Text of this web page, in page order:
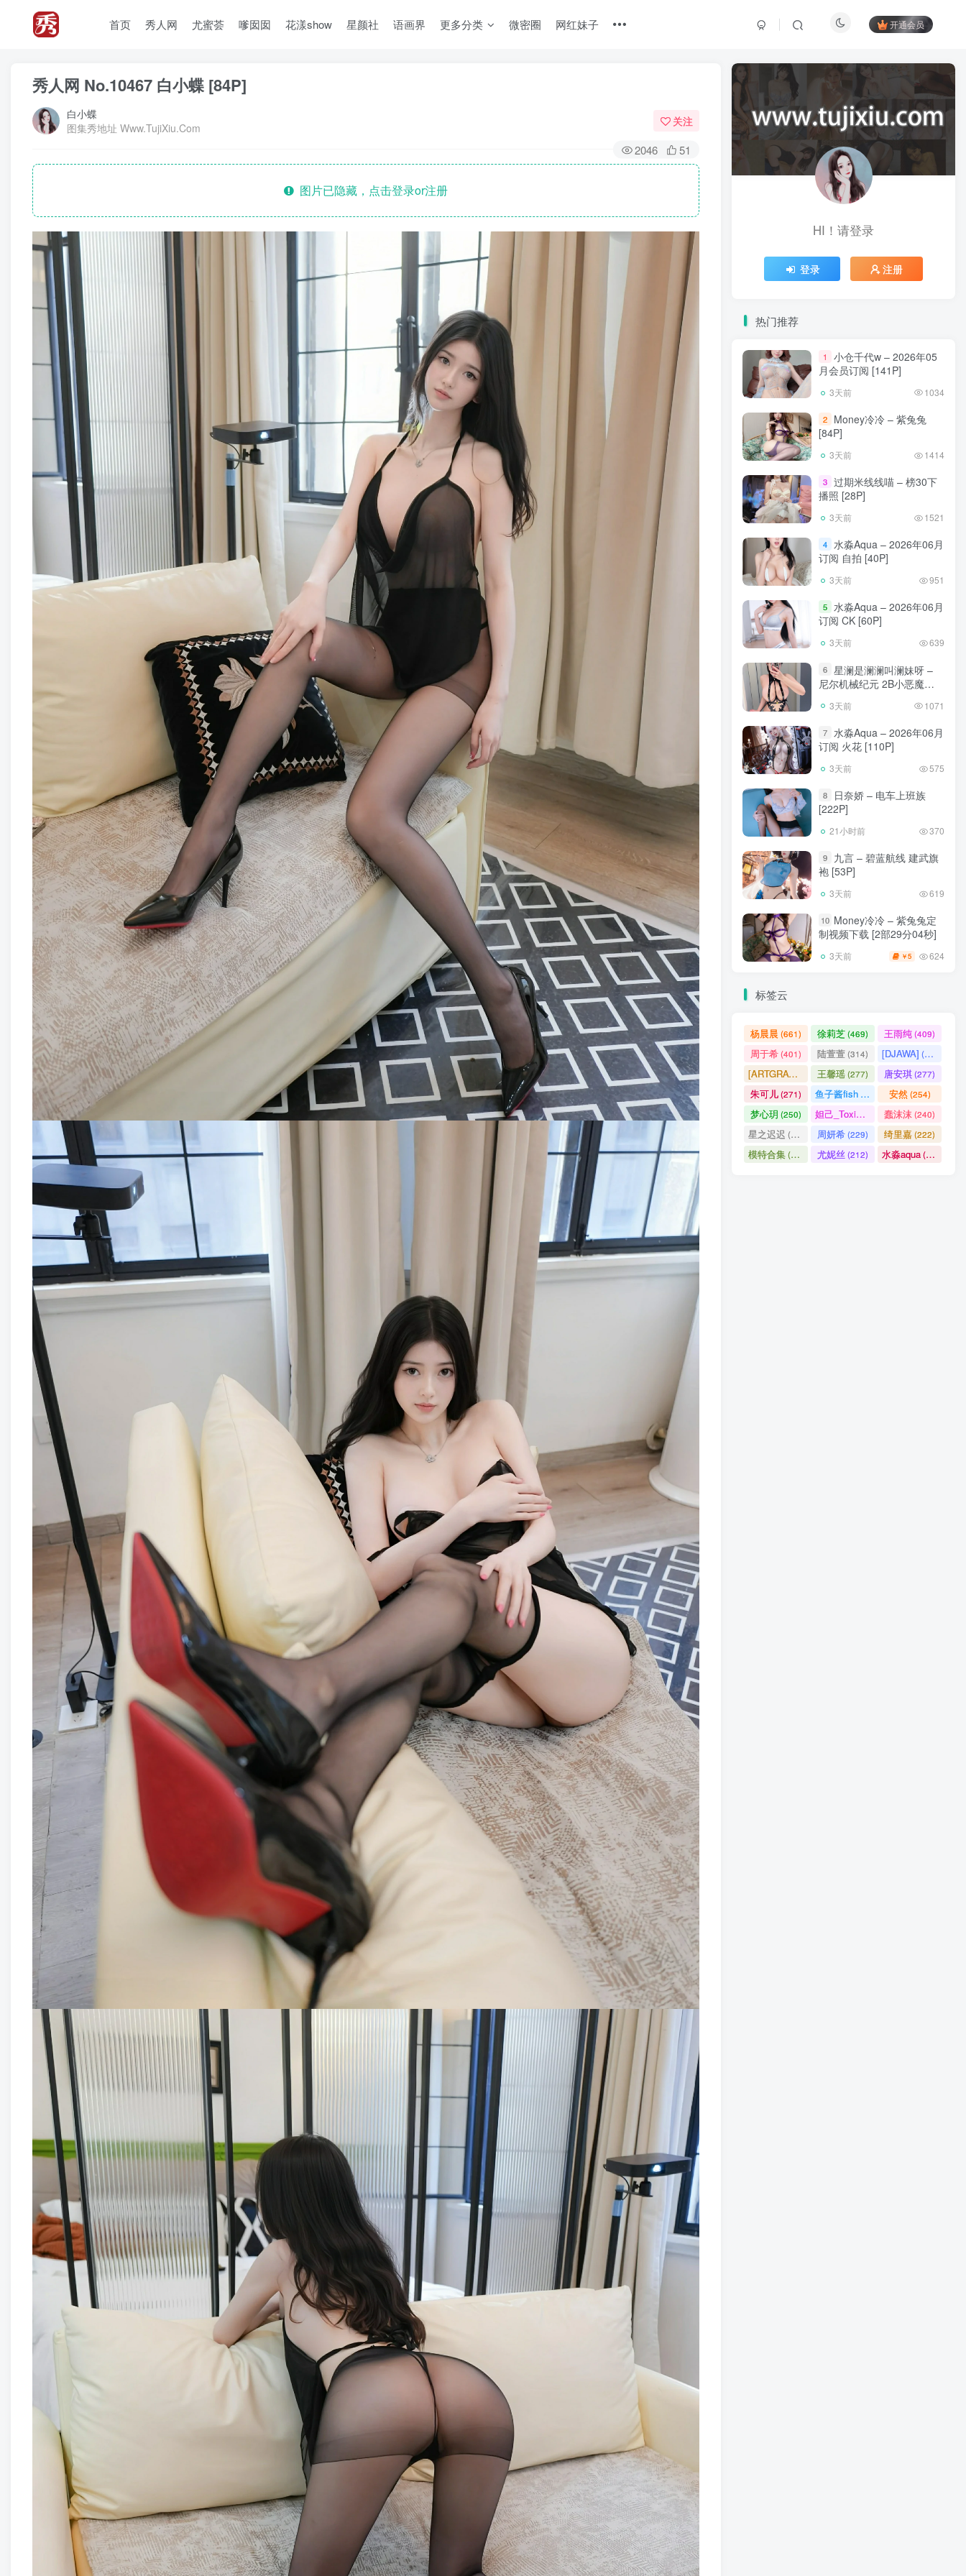
首页 秀人网 尤蜜荟 嗲囡囡 花漾show 星颜社 语画界 更多分类 微密圈 网红妹子 开通会员
秀人网 No.10467 白小蝶 [84P]
白小蝶
图集秀地址 Www.TujiXiu.Com
关注
2046 51
图片已隐藏，点击登录or注册
HI！请登录
登录 注册
热门推荐
1
小仓千代w – 2026年05
月会员订阅 [141P]
3天前 1034
2
Money冷冷 – 紫兔兔
[84P]
3天前 1414
3 过期米线线喵 – 榜30下
播照 [28P]
3天前 1521
4 水淼Aqua – 2026年06月
订阅 自拍 [40P]
3天前 951
5 水淼Aqua – 2026年06月
订阅 CK [60P]
3天前 639
6 星澜是澜澜叫澜妹呀 –
尼尔机械纪元 2B小恶魔
3天前 1071
7
水淼Aqua – 2026年06月
订阅 火花 [110P]
3天前 575
8
日奈娇 – 电车上班族
[222P]
21小时前 370
9
九言 – 碧蓝航线 建武旗
袍 [53P]
3天前 619
10 Money冷冷 – 紫兔兔定
制视频下载 [2部29分04秒]
3天前 ￥5 624
标签云
杨晨晨 (661) 徐莉芝(469) 王雨纯(409)
周于希(401) 陆萱萱(314) [DJAWA] (290)
[ARTGRAVIA] (290)
王馨瑶(277) 唐安琪(277)
朱可儿(271) 鱼子酱fish 安然(254)
梦心玥 (250) 妲己_Toxic(247)蠢沫沫(240)
星之迟迟 (238) 周妍希(229) 绮里嘉(222)
模特合集(218) 尤妮丝 (212) 水淼aqua(172)